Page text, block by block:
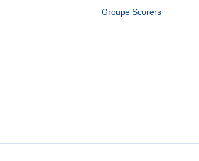
Groupe Scorers